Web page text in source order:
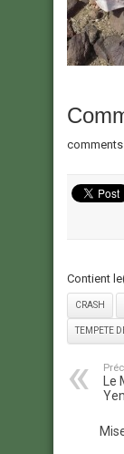
comments
Contient
CRASH
TEMPETE